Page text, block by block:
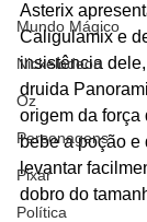
Mundo Mágico
Nickelodeon
Oz
Personagens
Pixar
Política
Asterix
Caligulamix e
insistência
druida
origem da
bebe a poção e
levantar
dobro do